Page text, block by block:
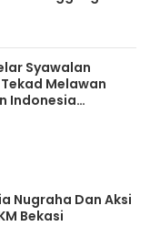
Syawalan
Melawan
Indonesia
Nugraha Dan Aksi
Bekasi